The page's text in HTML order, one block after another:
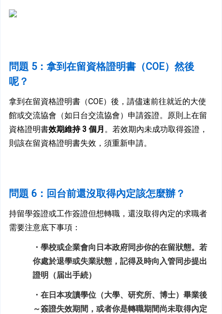
問題 5：拿到在留資格證明書（COE）然後
呢？
拿到在留資格證明書（COE）後，請儘速前往就近的大使
館或交流協會（如日台交流協會）申請簽證。原則上在留
資格證明書效期維持 3 個月 。若效期內未成功取得簽證，
則該在留資格證明書失效，須重新申請。
問題 6：回台前還沒取得內定該怎麼辦？
持留學簽證或工作簽證但想轉職，還沒取得內定的求職者
需要注意底下事項：
・學校或企業會向日本政府同步你的在留狀態。若
你處於退學或失業狀態，記得及時向入管同步提出
證明（届出手続）
・ 在日本攻讀學位（大學、研究所、博士）畢業後
～簽證失效期間，或者你是轉職期間尚未取得內定